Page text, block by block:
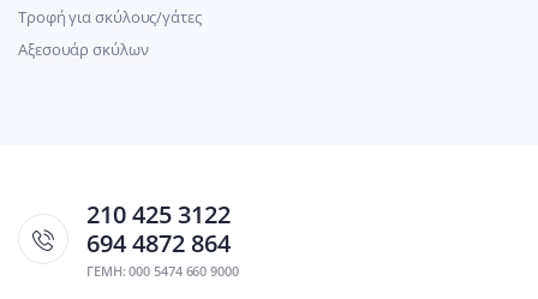
Τροφή για σκύλους/γάτες
Αξεσουάρ σκύλων
210 425 3122
694 4872 864
ΓΕΜΗ: 000 5474 660 9000